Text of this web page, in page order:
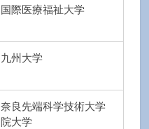
国際医療福祉大学
九州大学
奈良先端科学技術大学
院大学